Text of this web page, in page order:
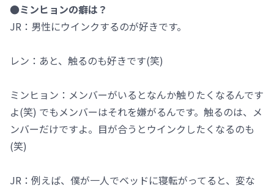
●ミンヒョンの癖は？
JR：男性にウインクするのが好きです。
レン：あと、触るのも好きです(笑)
ミンヒョン：メンバーがいるとなんか触りたくなるんです
よ(笑) でもメンバーはそれを嫌がるんです。触るのは、メ
ンバーだけですよ。目が合うとウインクしたくなるのも
(笑)
JR：例えば、僕が一人でベッドに寝転がってると、変な